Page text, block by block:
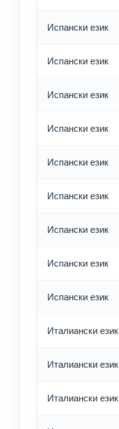
Испански език
Испански език
Испански език
Испански език
Испански език
Испански език
Испански език
Испански език
Испански език
Италиански език
Италиански език
Италиански език